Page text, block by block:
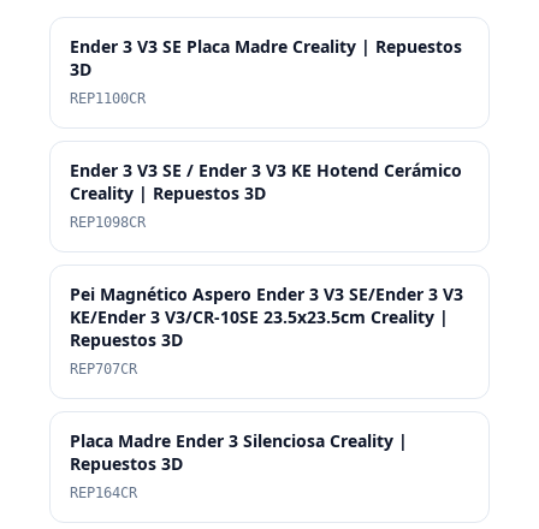
Ender 3 V3 SE Placa Madre Creality | Repuestos
3D
REP1100CR
Ender 3 V3 SE / Ender 3 V3 KE Hotend Cerámico
Creality | Repuestos 3D
REP1098CR
Pei Magnético Aspero Ender 3 V3 SE/Ender 3 V3
KE/Ender 3 V3/CR-10SE 23.5x23.5cm Creality |
Repuestos 3D
REP707CR
Placa Madre Ender 3 Silenciosa Creality |
Repuestos 3D
REP164CR